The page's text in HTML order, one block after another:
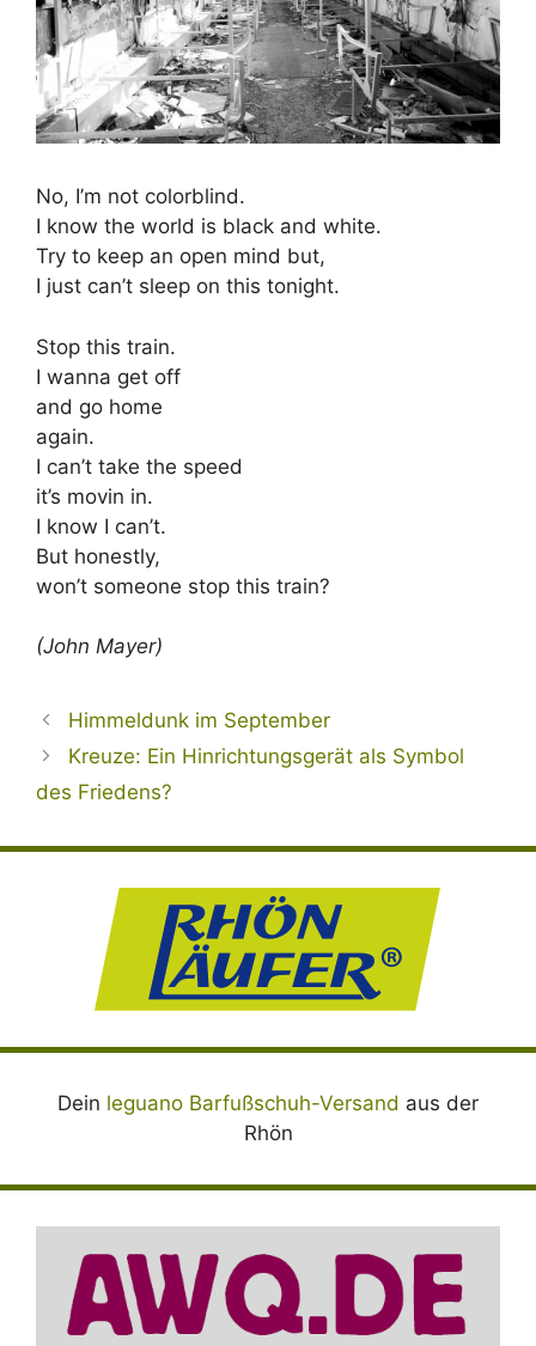
No, I’m not colorblind.
I know the world is black and white.
Try to keep an open mind but,
I just can’t sleep on this tonight.
Stop this train.
I wanna get off
and go home
again.
I can’t take the speed
it’s movin in.
I know I can’t.
But honestly,
won’t someone stop this train?
(John Mayer)
Himmeldunk im September
Kreuze: Ein Hinrichtungsgerät als Symbol
des Friedens?
Dein leguano Barfußschuh-Versand aus der
Rhön